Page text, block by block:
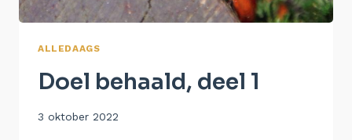
ALLEDAAGS
Doel behaald, deel 1
Door
3 oktober 2022